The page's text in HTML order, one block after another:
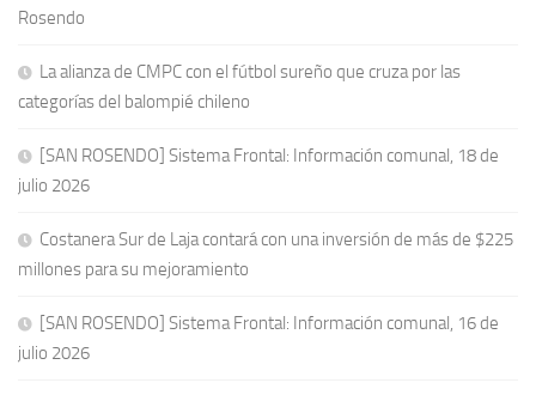
Rosendo
La alianza de CMPC con el fútbol sureño que cruza por las
categorías del balompié chileno
[SAN ROSENDO] Sistema Frontal: Información comunal, 18 de
julio 2026
Costanera Sur de Laja contará con una inversión de más de $225
millones para su mejoramiento
[SAN ROSENDO] Sistema Frontal: Información comunal, 16 de
julio 2026